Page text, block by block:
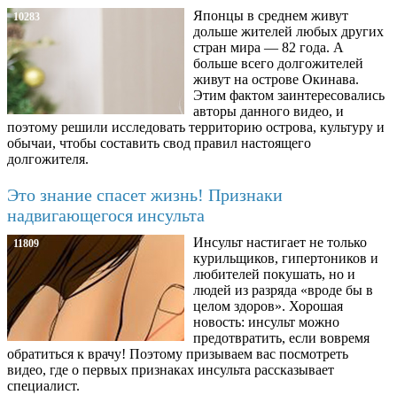
10283
Японцы в среднем живут
дольше жителей любых других
стран мира — 82 года. А
больше всего долгожителей
живут на острове Окинава.
Этим фактом заинтересовались
авторы данного видео, и
поэтому решили исследовать территорию острова, культуру и
обычаи, чтобы составить свод правил настоящего
долгожителя.
Это знание спасет жизнь! Признаки
надвигающегося инсульта
11809
Инсульт настигает не только
курильщиков, гипертоников и
любителей покушать, но и
людей из разряда «вроде бы в
целом здоров». Хорошая
новость: инсульт можно
предотвратить, если вовремя
обратиться к врачу! Поэтому призываем вас посмотреть
видео, где о первых признаках инсульта рассказывает
специалист.